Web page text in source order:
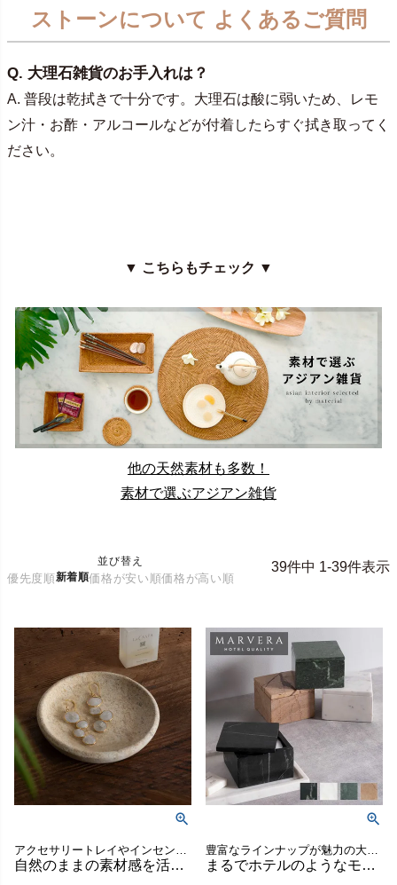
ストーンについて よくあるご質問
Q. 大理石雑貨のお手入れは？
A. 普段は乾拭きで十分です。大理石は酸に弱いため、レモ
ン汁・お酢・アルコールなどが付着したらすぐ拭き取ってく
ださい。
▼ こちらもチェック ▼
他の天然素材も多数！
素材で選ぶアジアン雑貨
並び替え
優先度順新着順価格が安い順価格が高い順
39件中 1-39件表示
アクセサリートレイやインセンストレイに使えるマットで素朴な質感の天然素材トレー
自然のままの素材感を活かしたプリミティブなサンドストーントレイ[14331]
豊富なラインナップが魅力の大理石シリーズ、MARVERA（マーヴェラ）の蓋付き小物入れケース。
まるでホテルのようなモダンで上品な空間に格上げできるシンプルで洗練された天然大理石の蓋付き小物入れケース【MARVERA-マーヴェラ】[34661]